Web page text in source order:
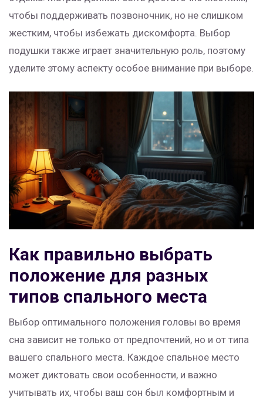
чтобы поддерживать позвоночник, но не слишком
жестким, чтобы избежать дискомфорта. Выбор
подушки также играет значительную роль, поэтому
уделите этому аспекту особое внимание при выборе.
Как правильно выбрать
положение для разных
типов спального места
Выбор оптимального положения головы во время
сна зависит не только от предпочтений, но и от типа
вашего спального места. Каждое спальное место
может диктовать свои особенности, и важно
учитывать их, чтобы ваш сон был комфортным и